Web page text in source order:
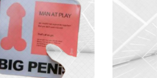
trải nghiệm nhất quán.